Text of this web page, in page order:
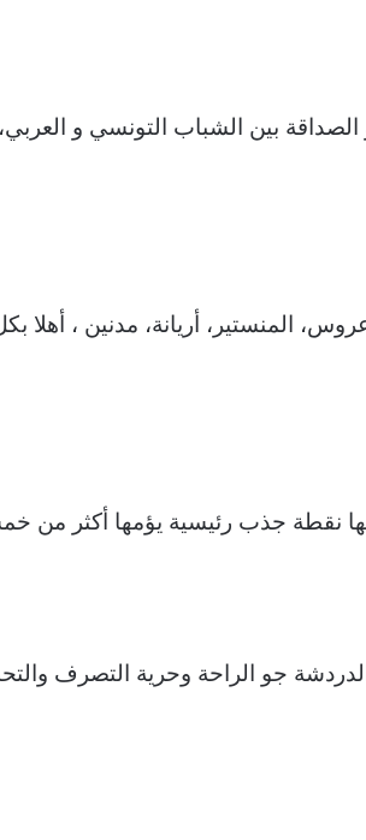
بين الشباب التونسي و
المنستير، أريانة، مدنين ، أهلا
نقطة جذب رئيسية يؤمها أكثر من
الدردشة جو الراحة وحرية التصرف